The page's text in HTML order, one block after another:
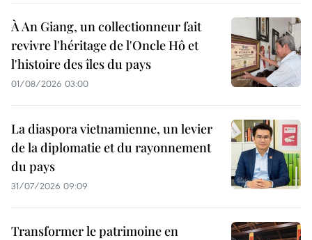
À An Giang, un collectionneur fait
revivre l'héritage de l'Oncle Hô et
l'histoire des îles du pays
01/08/2026 03:00
La diaspora vietnamienne, un levier
de la diplomatie et du rayonnement
du pays
31/07/2026 09:09
Transformer le patrimoine en